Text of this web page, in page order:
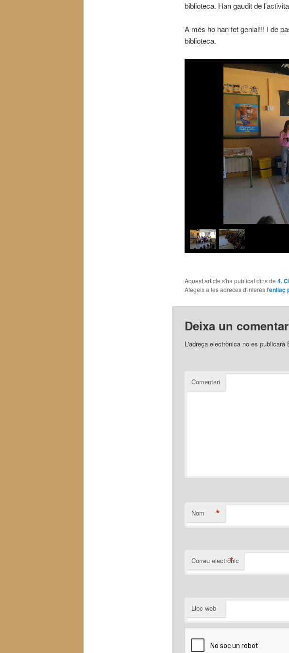
biblioteca. Han gaudit de
A més ho han fet genial!!! I de
biblioteca.
Aquest article s'ha publicat dins de 4.
Afegeix a les adreces d'interès l'enllaç
Deixa un
L'adreça electrònica no es publicarà
Comentari
Nom *
Correu electrònic
*
Lloc web